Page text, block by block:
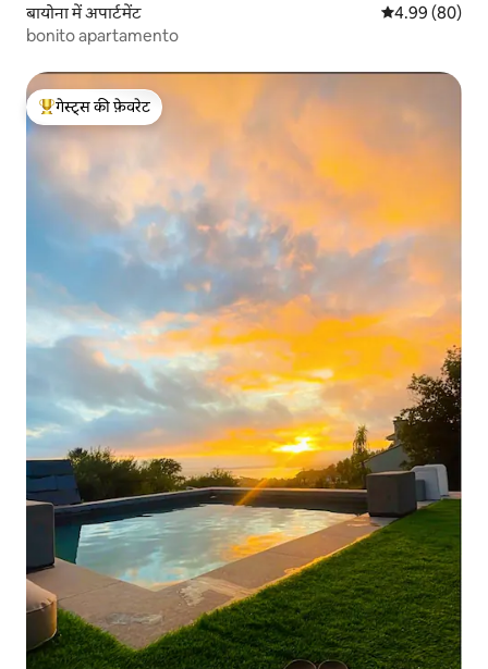
बायोना में अपार्टमेंट औसत रेटिंग 5 में
4.99 (80)
bonito apartamento
गेस्ट्स का टॉप फ़ेवरेट
गेस्ट्स की फ़ेवरेट